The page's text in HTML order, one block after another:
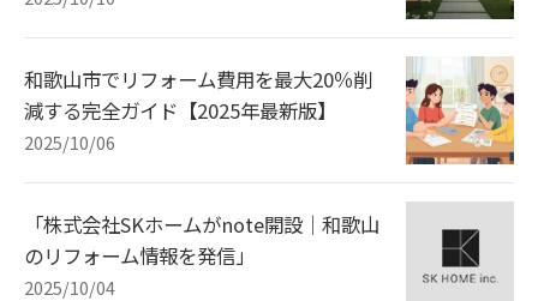
和歌山市でリフォーム費用を最大20％削
減する完全ガイド【2025年最新版】
2025/10/06
「株式会社SKホームがnote開設｜和歌山
のリフォーム情報を発信」
2025/10/04